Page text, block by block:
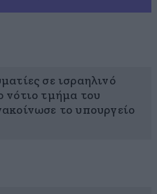
σε ισραηλινό
νότιο τμήμα του
το υπουργείο